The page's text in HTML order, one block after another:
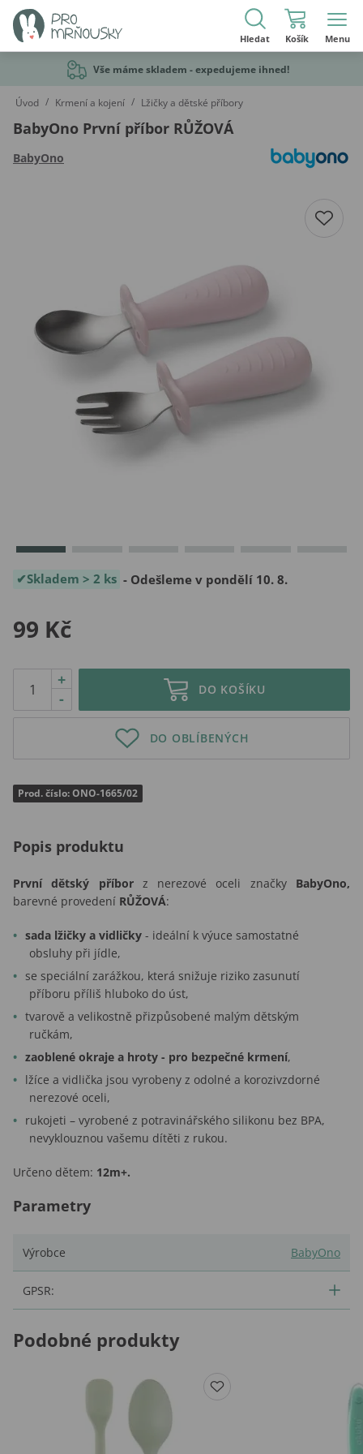
Hledat Košík Menu
Vše máme skladem - expedujeme ihned!
Úvod / Krmení a kojení / Lžičky a dětské příbory
BabyOno První příbor RŮŽOVÁ
BabyOno
Skladem > 2 ks - Odešleme v pondělí 10. 8.
99 Kč
-
+
DO KOŠÍKU
DO OBLÍBENÝCH
Prod. číslo: ONO-1665/02
Popis produktu
První dětský příborz nerezové oceli značky BabyOno,
barevné provedení RŮŽOVÁ:
sada lžičky a vidličky - ideální k výuce samostatné
obsluhy při jídle,
se speciální zarážkou, která snižuje riziko zasunutí
příboru příliš hluboko do úst,
tvarově a velikostně přizpůsobené malým dětským
ručkám,
zaoblené okraje a hroty - pro bezpečné krmení,
lžíce a vidlička jsou vyrobeny z odolné a korozivzdorné
nerezové oceli,
rukojeti – vyrobené z potravinářského silikonu bez BPA,
nevyklouznou vašemu dítěti z rukou.
Určeno dětem: 12m+.
Parametry
Výrobce BabyOno
GPSR:
Podobné produkty